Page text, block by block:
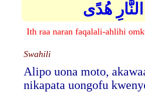
هُدًى
Ith raa naran faqalali-ahlihi
Swahili
Alipo uona moto,
nikapata uongofu